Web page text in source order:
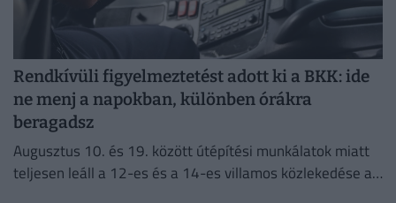
Rendkívüli figyelmeztetést adott ki a BKK: ide
ne menj a napokban, különben órákra
beragadsz
Augusztus 10. és 19. között útépítési munkálatok miatt
teljesen leáll a 12-es és a 14-es villamos közlekedése a